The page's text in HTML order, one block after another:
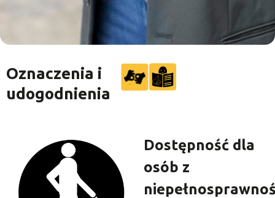
Oznaczenia i
udogodnienia
Dostępność dla
osób z